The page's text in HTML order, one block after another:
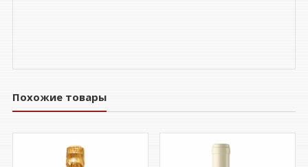
Похожие товары